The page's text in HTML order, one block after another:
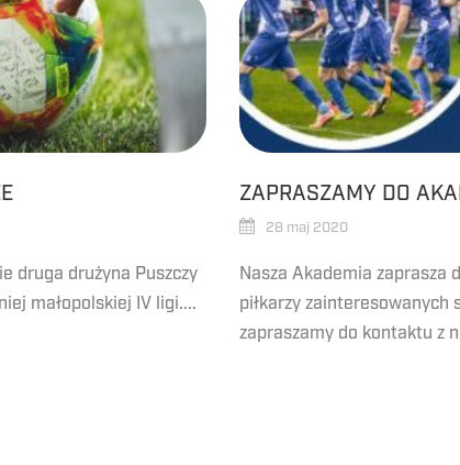
druga drużyna Puszczy
małopolskiej IV ligi....
ZAPRASZAMY DO
28 maj 2020
Nasza Akademia zaprasza
piłkarzy
zapraszamy do kontaktu z